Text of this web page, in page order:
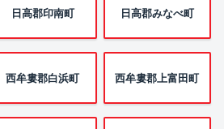
日高郡印南町 日高郡みなべ町
西牟婁郡白浜町 西牟婁郡上富田町